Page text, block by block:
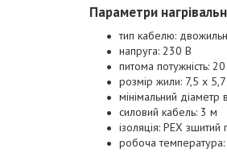
Параметри
тип кабелю:
напруга: 230 В
питома потужність:
розмір жили: 7,5 х
мінімальний діаметр
силовий кабель: 3 м
ізоляція: РЕХ зшитий
робоча температура: